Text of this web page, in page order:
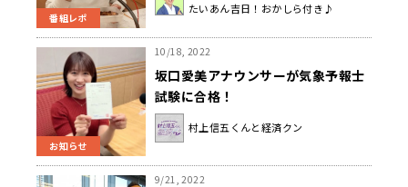
番組レポ
たいあん吉日！おかしら付き♪
お知らせ
10/18, 2022
坂口愛美アナウンサーが気象予報士
試験に合格！
村上信五くんと経済クン
9/21, 2022